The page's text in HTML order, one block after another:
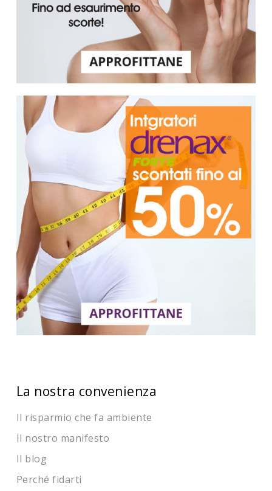
La nostra convenienza
Il risparmio che fa ambiente
Il nostro manifesto
Il blog
Perché fidarti